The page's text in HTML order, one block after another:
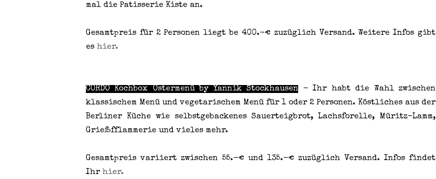
mal die Patisserie Kiste an.
Gesamtpreis für 2 Personen liegt be 400.-€ zuzüglich Versand. Weitere Infos gibt
es hier.
CORDO Kochbox Ostermenü by Yannik Stockhausen - Ihr habt die Wahl zwischen
klassischem Menü und vegetarischem Menü für 1 oder 2 Personen. Köstliches aus der
Berliner Küche wie selbstgebackenes Sauerteigbrot, Lachsforelle, Müritz-Lamm,
Grießfflammerie und vieles mehr.
Gesamtpreis variiert zwischen 55.-€ und 135.-€ zuzüglich Versand. Infos findet
Ihr hier.